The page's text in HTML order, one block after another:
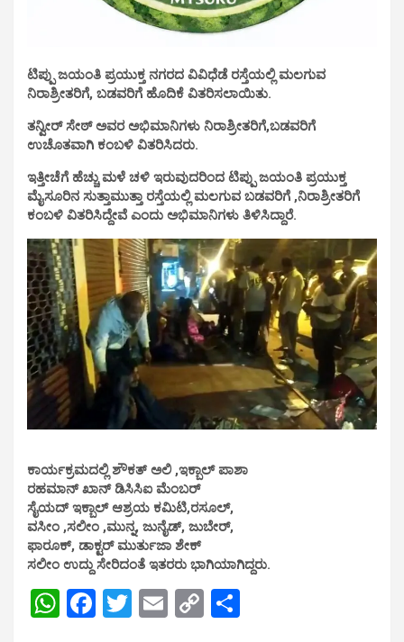
ಟಿಪ್ಪು ಜಯಂತಿ ಪ್ರಯುಕ್ತ ನಗರದ ವಿವಿಧೆಡೆ ರಸ್ತೆಯಲ್ಲಿ ಮಲಗುವ
ನಿರಾಶ್ರೀತರಿಗೆ, ಬಡವರಿಗೆ ಹೊದಿಕೆ ವಿತರಿಸಲಾಯಿತು.
ತನ್ವೀರ್ ಸೇಠ್ ಅವರ ಅಭಿಮಾನಿಗಳು ನಿರಾಶ್ರೀತರಿಗೆ,ಬಡವರಿಗೆ
ಉಚೊತವಾಗಿ ಕಂಬಳಿ ವಿತರಿಸಿದರು.
ಇತ್ತೀಚೆಗೆ ಹೆಚ್ಚು ಮಳೆ ಚಳಿ ಇರುವುದರಿಂದ ಟಿಪ್ಪು ಜಯಂತಿ ಪ್ರಯುಕ್ತ
ಮೈಸೂರಿನ ಸುತ್ತಾಮುತ್ತಾ ರಸ್ತೆಯಲ್ಲಿ ಮಲಗುವ ಬಡವರಿಗೆ ,ನಿರಾಶ್ರೀತರಿಗೆ
ಕಂಬಳಿ ವಿತರಿಸಿದ್ದೇವೆ ಎಂದು ಅಭಿಮಾನಿಗಳು ತಿಳಿಸಿದ್ದಾರೆ.
ಕಾರ್ಯಕ್ರಮದಲ್ಲಿ ಶೌಕತ್ ಅಲಿ ,ಇಕ್ಬಾಲ್ ಪಾಶಾ
ರಹಮಾನ್ ಖಾನ್ ಡಿಸಿಸಿಐ ಮೆಂಬರ್
ಸೈಯದ್ ಇಕ್ಬಾಲ್ ಆಶ್ರಯ ಕಮಿಟಿ,ರಸೂಲ್,
ವಸೀಂ ,ಸಲೀಂ ,ಮುನ್ನ, ಜುನೈಡ್, ಜುಬೇರ್,
ಫಾರೂಕ್, ಡಾಕ್ಟರ್ ಮುರ್ತುಜಾ ಶೇಕ್
ಸಲೀಂ ಉದ್ದು ಸೇರಿದಂತೆ ಇತರರು ಭಾಗಿಯಾಗಿದ್ದರು.
W F
T
E
C